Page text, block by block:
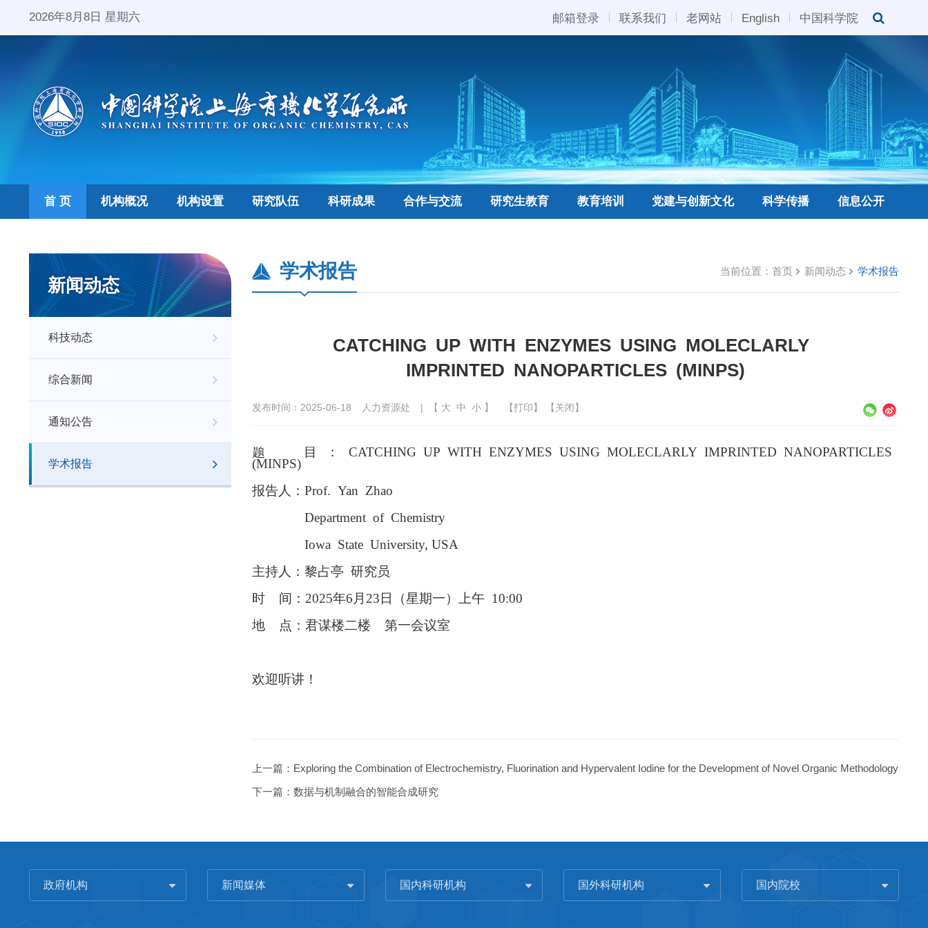
2026年8月8日 星期六 邮箱登录 联系我们 老网站 English 中国科学院
首 页 机构概况 机构设置 研究队伍 科研成果 合作与交流 研究生教育 教育培训 党建与创新文化 科学传播 信息公开
新闻动态
科技动态
综合新闻
通知公告
学术报告
当前位置： 首页 新闻动态 学术报告
学术报告
CATCHING UP WITH ENZYMES USING MOLECLARLY
IMPRINTED NANOPARTICLES (MINPS)
发布时间：2025-06-18 人力资源处 | 【 大 中 小】 【打印】 【关闭】
题 目：CATCHING UP WITH ENZYMES USING MOLECLARLY IMPRINTED NANOPARTICLES
(MINPS)
报告人 ： Prof. Yan Zhao
Department of Chemistry
Iowa State University, USA
主持人 ： 黎占亭 研究员
时
间 ： 2025年6 月 23 日（星期一）上午10:00
地
点 ： 君谋楼二楼 第一会议室
欢迎听讲！
上一篇： Exploring the Combination of Electrochemistry, Fluorination and Hypervalent Iodine for the Development of Novel Organic Methodology
下一篇： 数据与机制融合的智能合成研究
政府机构 新闻媒体 国内科研机构 国外科研机构 国内院校